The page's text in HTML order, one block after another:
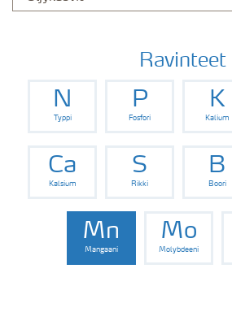
Ravinteet
N
Typpi
P
Fosfori
K
Kalium
Ca
Kalsium
S
Rikki
B
Boori
Mn
Mangaani
Mo
Molybdeeni